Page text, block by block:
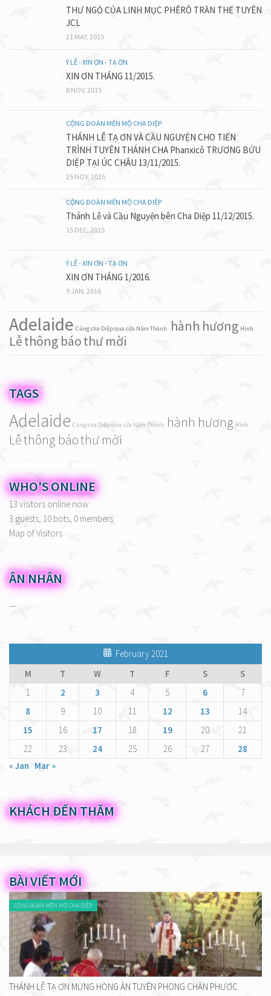
THƯ NGỎ CỦA LINH MỤC PHÊRÔ TRẦN THẾ TUYÊN
JCL
21 MAY, 2015
Ý LỄ - XIN ƠN - TẠ ƠN
XIN ƠN THÁNG 11/2015.
8 NOV, 2015
CỘNG ĐOÀN MẾN MỘ CHA DIỆP
THÁNH LỄ TẠ ƠN VÀ CẦU NGUYỆN CHO TIẾN
TRÌNH TUYÊN THÁNH CHA Phanxicô TRƯƠNG BỬU
DIỆP TẠI ÚC CHÂU 13/11/2015.
25 NOV, 2015
CỘNG ĐOÀN MẾN MỘ CHA DIỆP
Thánh Lễ và Cầu Nguyện bên Cha Diệp 11/12/2015.
15 DEC, 2015
Ý LỄ - XIN ƠN - TẠ ƠN
XIN ƠN THÁNG 1/2016.
9 JAN, 2016
Adelaide Cùng cha Diệp qua cửa Năm Thánh. hành hương Hình
Lễthông báothư mời
TAGS
Adelaide Cùng cha Diệp qua cửa Năm Thánh. hành hương Hình
Lễthông báothư mời
WHO'S ONLINE
13 visitors online now
3 guests, 10 bots, 0 members
Map of Visitors
ÂN NHÂN
---
February 2021
M
T W T F S
S
1
2 3 4 5 6
7
8
9 10 11 12 13
14
15
16 17 18 19 20
21
22
23 24 25 26 27
28
« Jan Mar »
KHÁCH ĐẾN THĂM
BÀI VIẾT MỚI
CỘNG ĐOÀN MẾN MỘ CHA DIỆP
THÁNH LỄ TẠ ƠN MỪNG HỒNG ÂN TUYÊN PHONG CHÂN PHƯỚC